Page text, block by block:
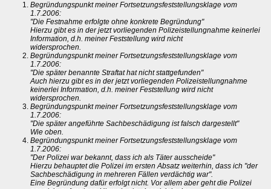
Begründungspunkt meiner Fortsetzungsfeststellungsklage vom
1.7.2006:
"Die Festnahme erfolgte ohne konkrete Begründung"
Hierzu gibt es in der jetzt vorliegenden Polizeistellungnahme keinerlei
Information, d.h. meiner Feststellung wird nicht
widersprochen.
Begründungspunkt meiner Fortsetzungsfeststellungsklage vom
1.7.2006:
"Die später benannte Straftat hat nicht stattgefunden"
Auch hierzu gibt es in der jetzt vorliegenden Polizeistellungnahme
keinerlei Information, d.h. meiner Feststellung wird nicht
widersprochen.
Begründungspunkt meiner Fortsetzungsfeststellungsklage vom
1.7.2006:
"Die später angeführte Sachbeschädigung ist falsch dargestellt"
Wie oben.
Begründungspunkt meiner Fortsetzungsfeststellungsklage vom
1.7.2006:
"Der Polizei war bekannt, dass ich als Täter ausscheide"
Hierzu behauptet die Polizei im ersten Absatz weiterhin, dass ich "der
Sachbeschädigung in mehreren Fällen verdächtig war".
Eine Begründung dafür erfolgt nicht. Vor allem aber geht die Polizei